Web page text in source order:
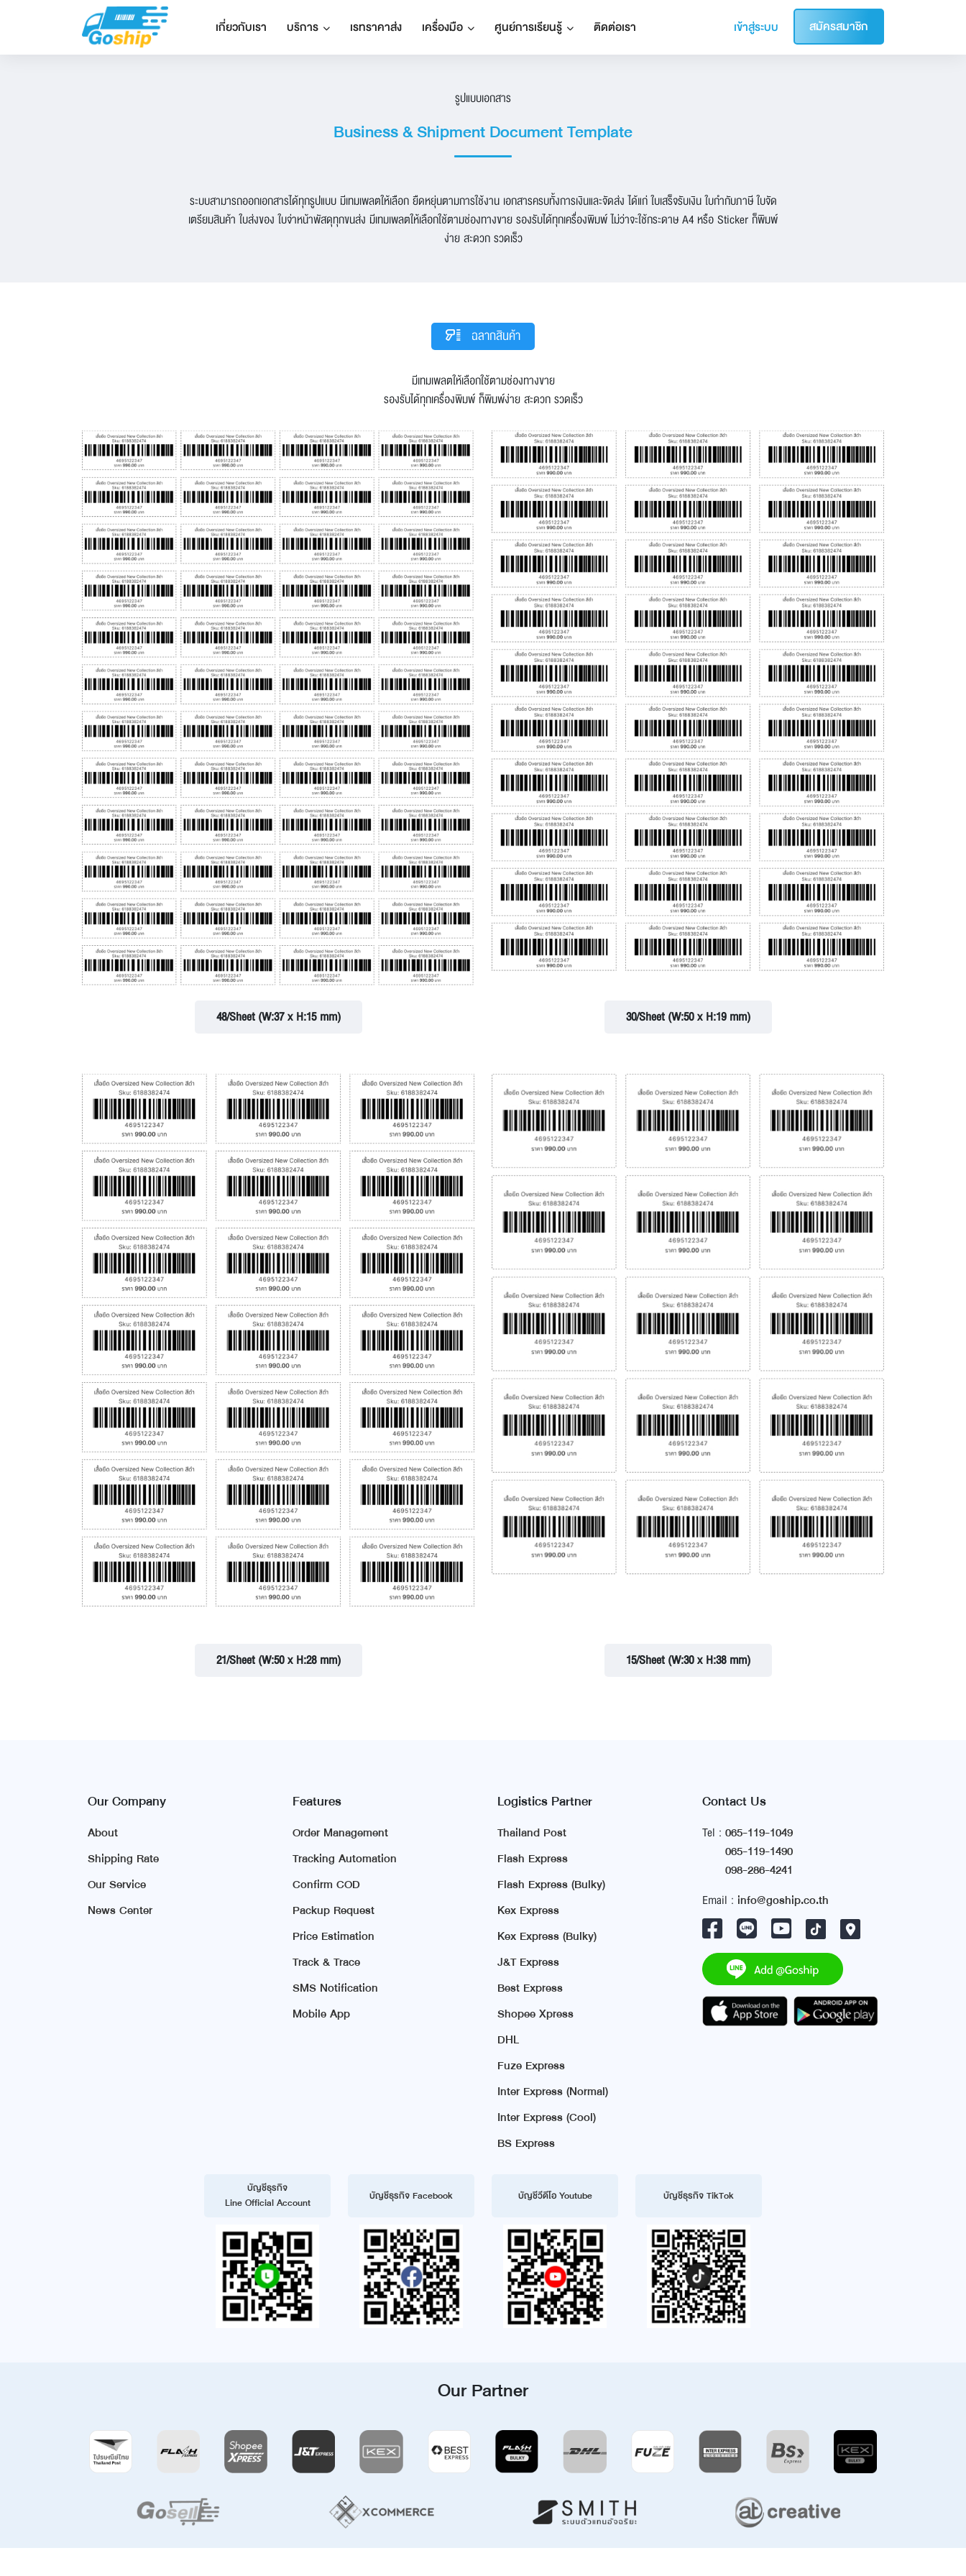
เกี่ยวกับเรา บริการ เรทราคาส่ง เครื่องมือ ศูนย์การเรียนรู้ ติดต่อเรา เข้าสู่ระบบ สมัครสมาชิก
รูปแบบเอกสาร
Business & Shipment Document Template
ระบบสามารถออกเอกสารได้ทุกรูปแบบ มีเทมเพลตให้เลือก ยืดหยุ่นตามการใช้งาน เอกสารครบทั้งการเงินและจัดส่ง ได้แก่ ใบเสร็จรับเงิน ใบกำกับภาษี ใบจัด
เตรียมสินค้า ใบส่งของ ใบจ่าหน้าพัสดุทุกขนส่ง มีเทมเพลตให้เลือกใช้ตามช่องทางขาย รองรับได้ทุกเครื่องพิมพ์ ไม่ว่าจะใช้กระดาษ A4 หรือ Sticker ก็พิมพ์
ง่าย สะดวก รวดเร็ว
ฉลากสินค้า
มีเทมเพลตให้เลือกใช้ตามช่องทางขาย
รองรับได้ทุกเครื่องพิมพ์ ก็พิมพ์ง่าย สะดวก รวดเร็ว
48/Sheet (W:37 x H:15 mm) 30/Sheet (W:50 x H:19 mm)
21/Sheet (W:50 x H:28 mm) 15/Sheet (W:30 x H:38 mm)
Our Company
About
Shipping Rate
Our Service
News Center
Features
Order Management
Tracking Automation
Confirm COD
Packup Request
Price Estimation
Track & Trace
SMS Notification
Mobile App
Logistics Partner
Thailand Post
Flash Express
Flash Express (Bulky)
Kex Express
Kex Express (Bulky)
J&T Express
Best Express
Shopee Xpress
DHL
Fuze Express
Inter Express (Normal)
Inter Express (Cool)
BS Express
Contact Us
Tel : 065-119-1049
065-119-1490
098-286-4241
Email : info@goship.co.th
บัญชีธุรกิจ
Line Official Account
บัญชีธุรกิจ Facebook บัญชีวีดีโอ Youtube บัญชีธุรกิจ TikTok
Our Partner